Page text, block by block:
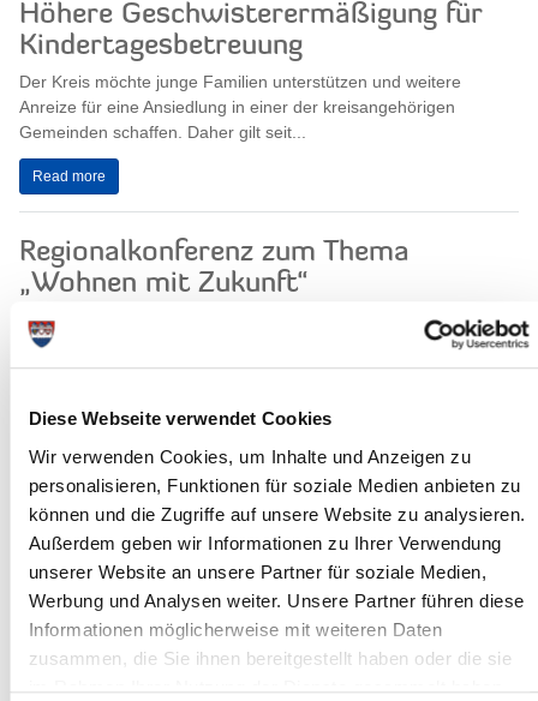
Diese Webseite verwendet Cookies
Wir verwenden Cookies, um Inhalte und Anzeigen zu
personalisieren, Funktionen für soziale Medien anbieten zu
können und die Zugriffe auf unsere Website zu analysieren.
Außerdem geben wir Informationen zu Ihrer Verwendung
unserer Website an unsere Partner für soziale Medien,
Werbung und Analysen weiter. Unsere Partner führen diese
Informationen möglicherweise mit weiteren Daten
zusammen, die Sie ihnen bereitgestellt haben oder die sie
Höhere Geschwisterermäßigung für
Kindertagesbetreuung
Der Kreis möchte junge Familien unterstützen und weitere
Anreize für eine Ansiedlung in einer der kreisangehörigen
Gemeinden schaffen. Daher gilt seit...
Read more
Regionalkonferenz zum Thema
„Wohnen mit Zukunft“
Als Vorsitzender der Facharbeitsgruppe
Siedlungsentwicklung ist Landrat
Torsten Wendt an der Vorbereitung der
Thema...
Read more
Sitzung des Hauptausschusses
Am Mittwoch, dem 25. November 2015,
um 17:00 Uhr, tagt der
Hauptausschuss des Steinburger
Kreistages.